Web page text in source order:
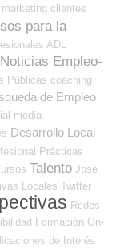
marketing clientes
para la
ADL
Noticias Empleo-
Públicas coaching
de Empleo
media
Desarrollo Local
Prácticas
Talento José
Locales Twitter
Redes
Formación On-
de Interés